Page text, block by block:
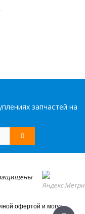
запчастей на
защищены
офертой и могут